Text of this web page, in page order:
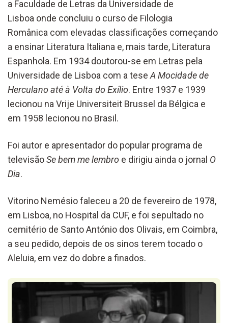
a Faculdade de Letras da Universidade de
Lisboa onde concluiu o curso de Filologia
Românica com elevadas classificações começando
a ensinar Literatura Italiana e, mais tarde, Literatura
Espanhola. Em 1934 doutorou-se em Letras pela
Universidade de Lisboa com a tese A Mocidade de
Herculano até à Volta do Exílio. Entre 1937 e 1939
lecionou na Vrije Universiteit Brussel da Bélgica e
em 1958 lecionou no Brasil.
Foi autor e apresentador do popular programa de
televisãoSe bem me lembro e dirigiu ainda o jornal O
Dia.
Vitorino Nemésio faleceu a 20 de fevereiro de 1978,
em Lisboa, no Hospital da CUF, e foi sepultado no
cemitério de Santo António dos Olivais, em Coimbra,
a seu pedido, depois de os sinos terem tocado o
Aleluia, em vez do dobre a finados.